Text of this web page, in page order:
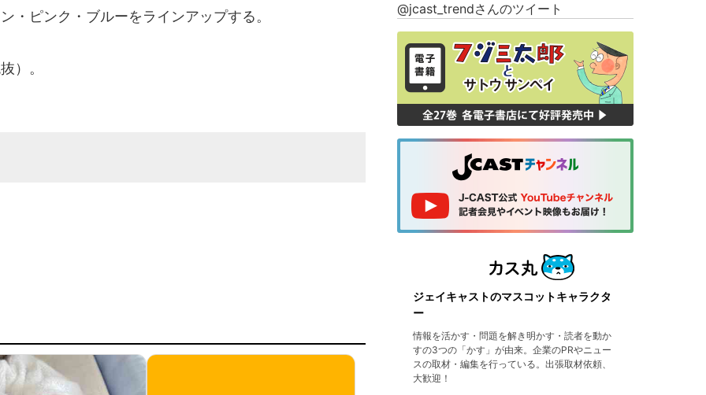
ピンク・ブルーをラインアップする。
）。
@jcast_trendさんのツイート
ジェイキャストのマスコットキャラクタ
ー
情報を活かす・問題を解き明かす・読者を動か
すの3つの「かす」が由来。企業のPRやニュー
スの取材・編集を行っている。出張取材依頼、
大歓迎！